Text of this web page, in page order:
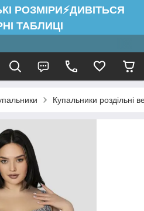
РОЗМІРИ⚡ДИВІТЬСЯ
ТАБЛИЦІ
Купальники роздільні